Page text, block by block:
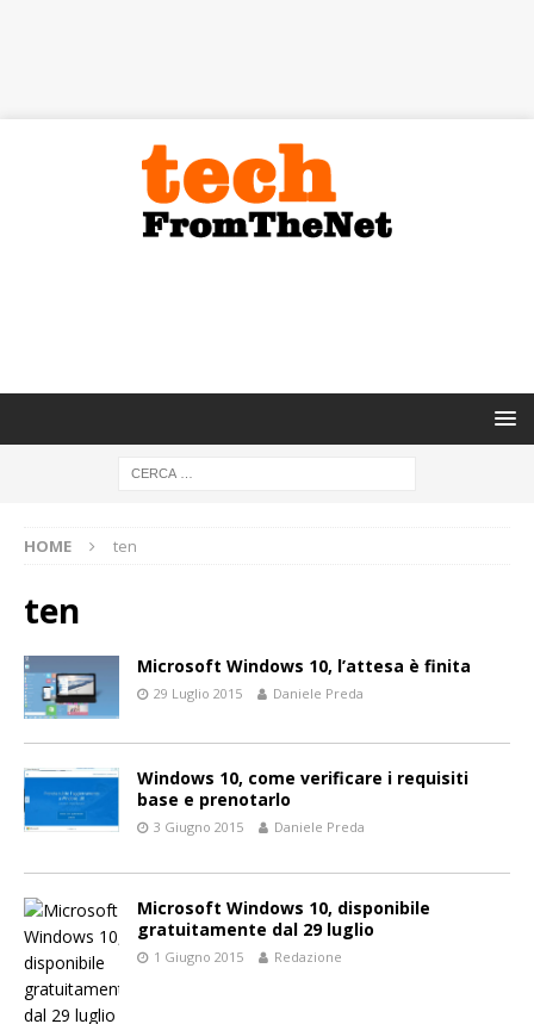
HOME ten
ten
Microsoft Windows 10, l’attesa è finita
29 Luglio 2015 Daniele Preda
Windows 10, come verificare i requisiti
base e prenotarlo
3 Giugno 2015 Daniele Preda
Microsoft Windows 10, disponibile
gratuitamente dal 29 luglio
1 Giugno 2015 Redazione